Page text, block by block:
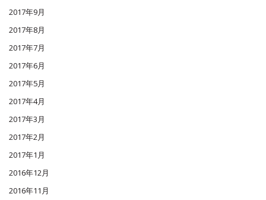
2017年9月
2017年8月
2017年7月
2017年6月
2017年5月
2017年4月
2017年3月
2017年2月
2017年1月
2016年12月
2016年11月